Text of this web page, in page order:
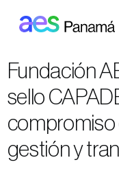
Fundación
sello
compromiso
gestión y